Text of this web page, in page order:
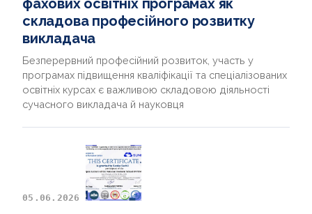
фахових освітніх програмах як
складова професійного розвитку
викладача
Безперервний професійний розвиток, участь у
програмах підвищення кваліфікації та спеціалізованих
освітніх курсах є важливою складовою діяльності
сучасного викладача й науковця
05.06.2026